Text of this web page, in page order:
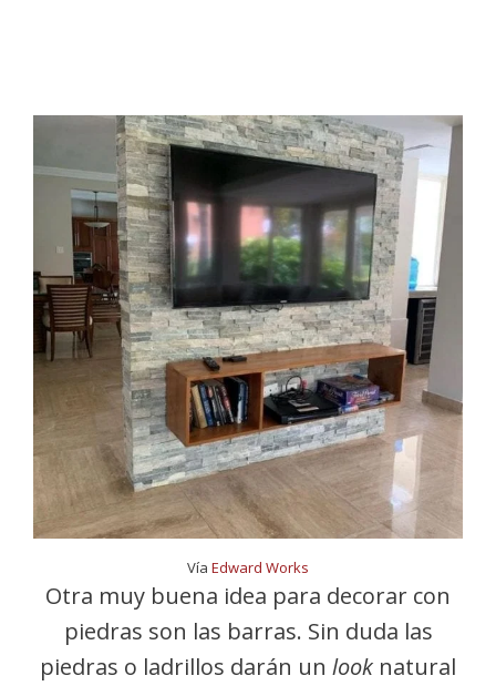
Vía Edward Works
Otra muy buena idea para decorar con
piedras son las barras. Sin duda las
piedras o ladrillos darán un look natural